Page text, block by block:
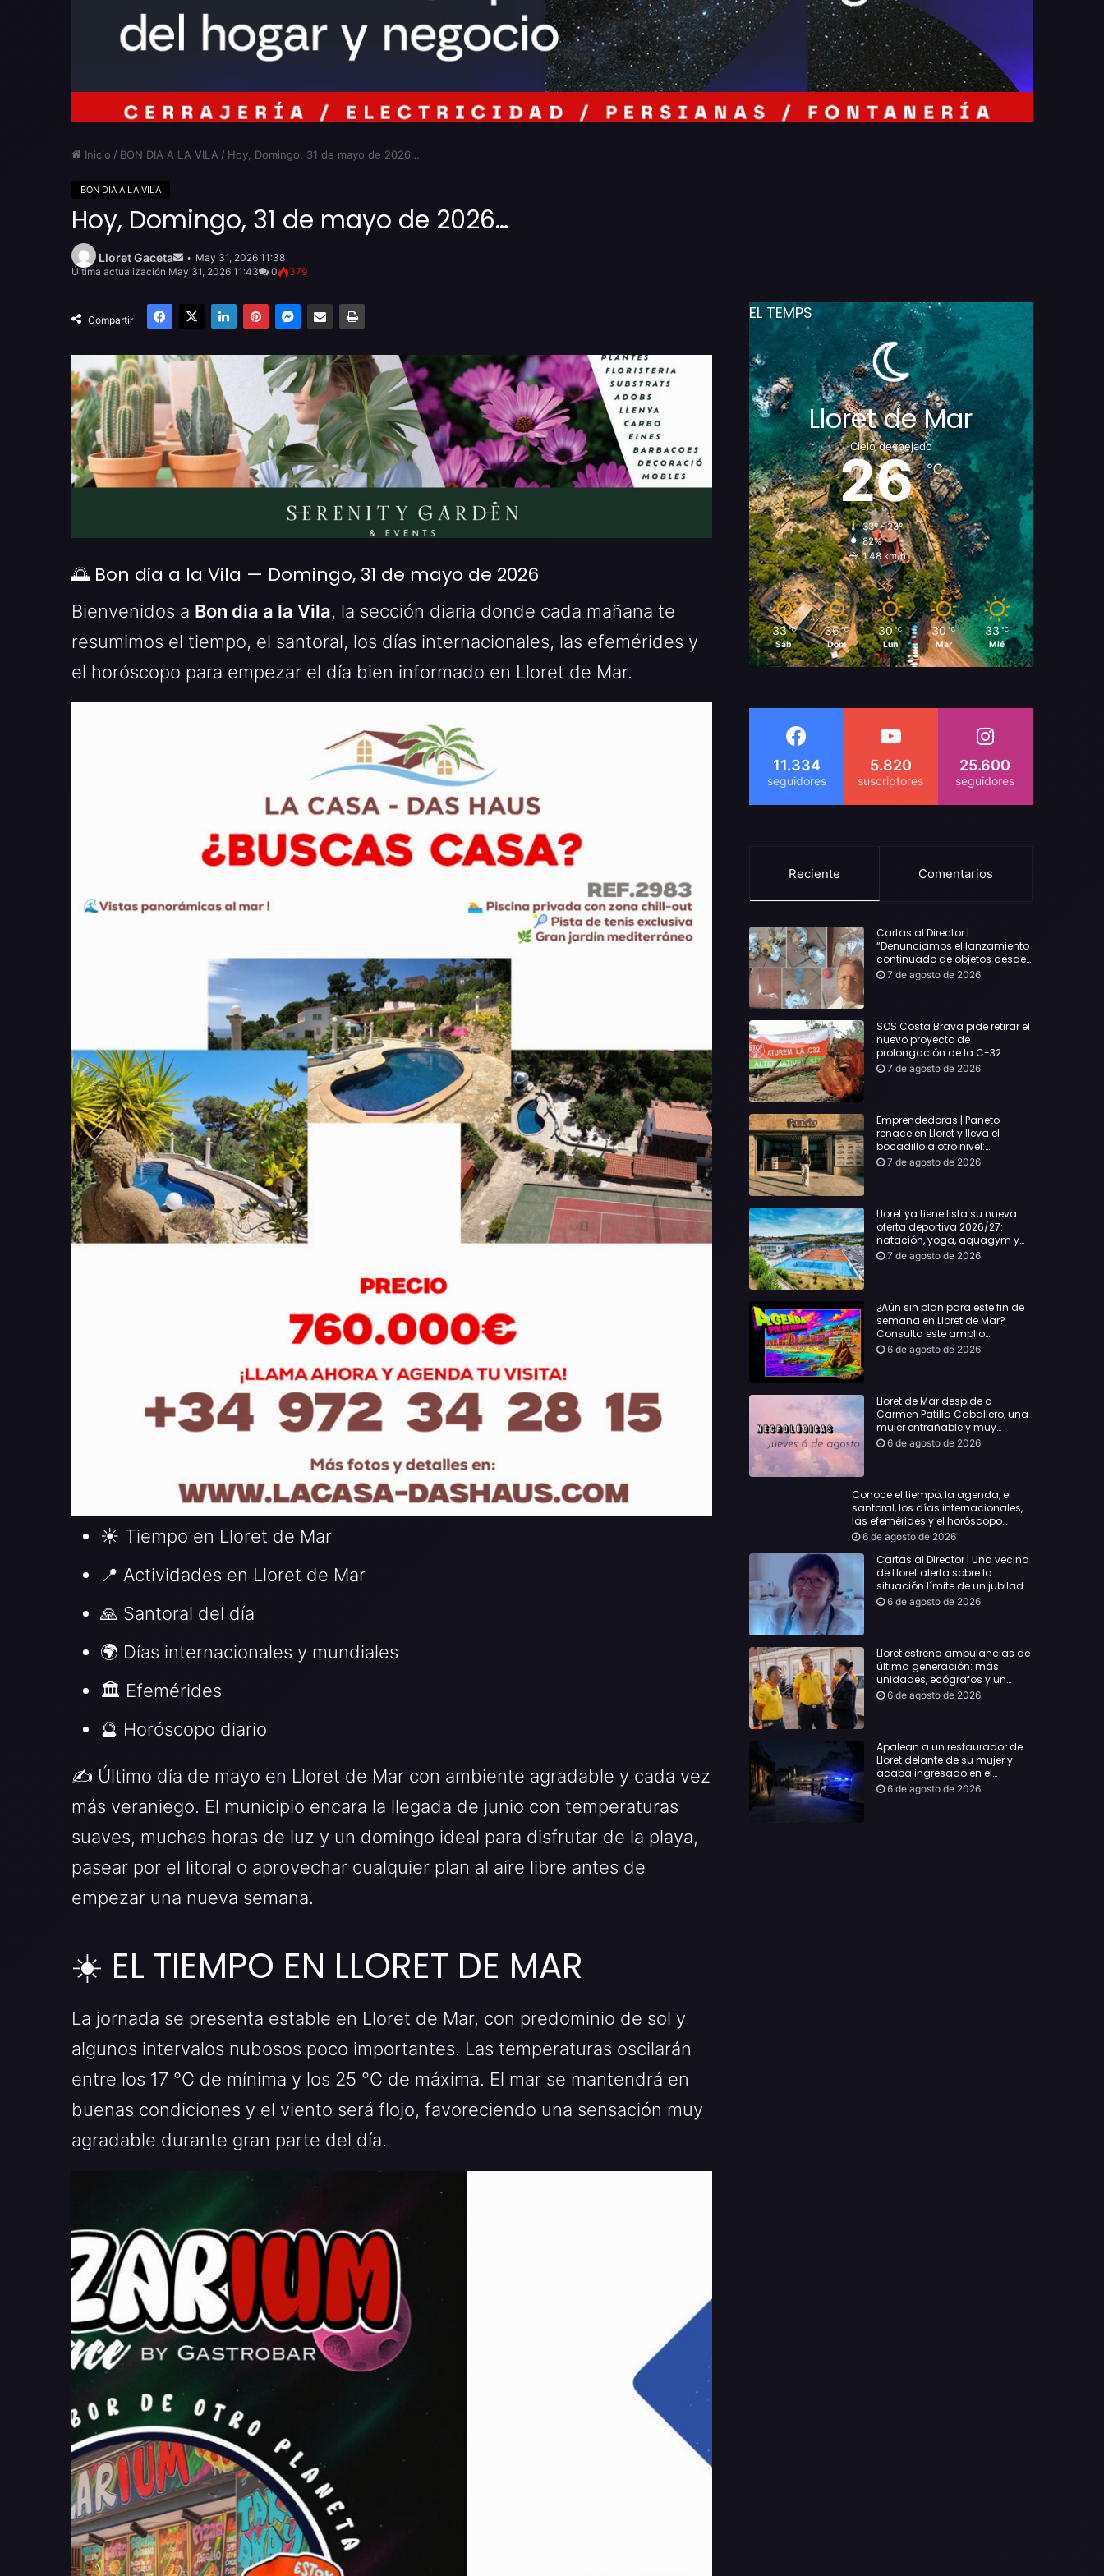
Inicio / BON DIA A LA VILA / Hoy, Domingo, 31 de mayo de 2026…
BON DIA A LA VILA
Hoy, Domingo, 31 de mayo de 2026…
Lloret Gaceta
emailMay 31, 2026 11:38
Última actualización May 31, 2026 11:43
0 379
Compartir
Facebook
X LinkedInPinterestMessenger
Compartir por email Imprimir
🌅 Bon dia a la Vila — Domingo, 31 de mayo de 2026
Bienvenidos a Bon dia a la Vila, la sección diaria donde cada mañana te
resumimos el tiempo, el santoral, los días internacionales, las efemérides y
el horóscopo para empezar el día bien informado en Lloret de Mar.
☀️ Tiempo en Lloret de Mar
📍 Actividades en Lloret de Mar
🙏 Santoral del día
🌍 Días internacionales y mundiales
🏛️ Efemérides
🔮 Horóscopo diario
✍️ Último día de mayo en Lloret de Mar con ambiente agradable y cada vez
más veraniego. El municipio encara la llegada de junio con temperaturas
suaves, muchas horas de luz y un domingo ideal para disfrutar de la playa,
pasear por el litoral o aprovechar cualquier plan al aire libre antes de
empezar una nueva semana.
☀️ EL TIEMPO EN LLORET DE MAR
La jornada se presenta estable en Lloret de Mar, con predominio de sol y
algunos intervalos nubosos poco importantes. Las temperaturas oscilarán
entre los 17 °C de mínima y los 25 °C de máxima. El mar se mantendrá en
buenas condiciones y el viento será flojo, favoreciendo una sensación muy
agradable durante gran parte del día.
EL TEMPS
Lloret de Mar
Cielo despejado
26℃
33º - 23º
82%
1.48 km/h
33 ℃
Sáb
36 ℃
Dom
30 ℃
Lun
30 ℃
Mar
33 ℃
Mié
11.334 5.820 25.600
Reciente Comentarios
Cartas al Director |
“Denunciamos el lanzamiento
continuado de objetos desde
alojamientos turísticos a
7 de agosto de 2026
SOS Costa Brava pide retirar el
nuevo proyecto de
prolongación de la C-32
hasta Lloret y reclama la
7 de agosto de 2026
Emprendedoras | Paneto
renace en Lloret y lleva el
bocadillo a otro nivel:
producto km 0 y espíritu
7 de agosto de 2026
Lloret ya tiene lista su nueva
oferta deportiva 2026/27:
natación, yoga, aquagym y
decenas de actividades para
7 de agosto de 2026
¿Aún sin plan para este fin de
semana en Lloret de Mar?
Consulta este amplio
recopilatorio de planes:
6 de agosto de 2026
Lloret de Mar despide a
Carmen Patilla Caballero, una
mujer entrañable y muy
querida
6 de agosto de 2026
Conoce el tiempo, la agenda, el
santoral, los días internacionales,
las efemérides y el horóscopo…
6 de agosto de 2026
Cartas al Director | Una vecina
de Lloret alerta sobre la
situación límite de un jubilado
de 65 años y pide una
6 de agosto de 2026
Lloret estrena ambulancias de
última generación: más
unidades, ecógrafos y un
servicio reforzado las 24 horas
6 de agosto de 2026
Apalean a un restaurador de
Lloret delante de su mujer y
acaba ingresado en el
Hospital Vall d’Hebron
6 de agosto de 2026